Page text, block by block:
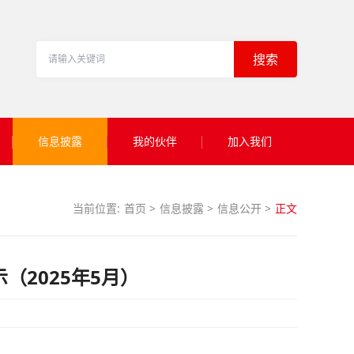
搜索
信息披露 我的伙伴 加入我们
当前位置: 首页 > 信息披露 > 信息公开 > 正文
2025年5月）